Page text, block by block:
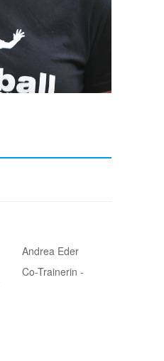
Andrea Eder
Co-Trainerin -